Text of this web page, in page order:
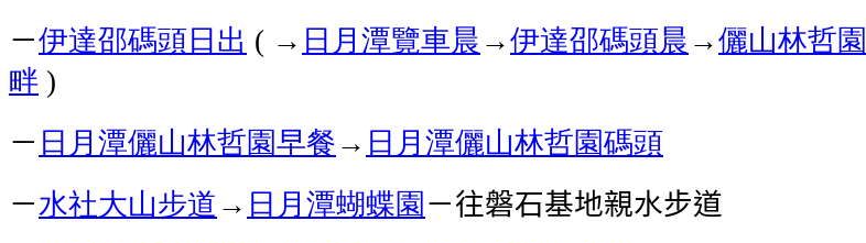
－伊達邵碼頭日出 ( → 日月潭覽車晨→伊達邵碼頭晨→儷山林哲園
畔 )
－ 日月潭儷山林哲園早餐→ 日月潭儷山林哲園碼頭
－水社大山步道→ 日月潭蝴蝶園－往磐石基地親水步道